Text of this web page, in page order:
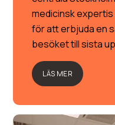
medicinsk
för att erbjuda en
besöket till sista
LÄS MER